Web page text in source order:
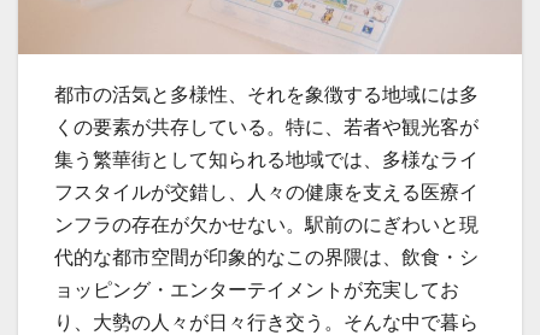
都市の活気と多様性、それを象徴する地域には多
くの要素が共存している。 特に、若者や観光客が
集う繁華街として知られる地域では、多様なライ
フスタイルが交錯し、人々の健康を支える医療イ
ンフラの存在が欠かせない。駅前のにぎわいと現
代的な都市空間が印象的なこの界隈は、飲食・シ
ョッピング・エンターテイメントが充実してお
り、大勢の人々が日々行き交う。そんな中で暮ら